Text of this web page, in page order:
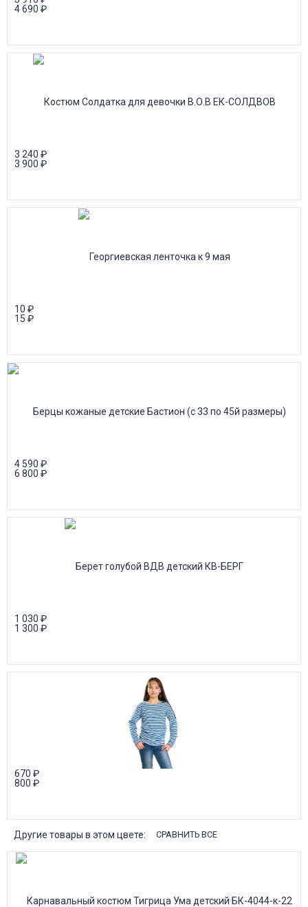
4 690 ₽
3 240 ₽
3 900 ₽
10 ₽
15 ₽
4 590 ₽
6 800 ₽
1 030 ₽
1 300 ₽
670 ₽
800 ₽
Другие товары в этом цвете: СРАВНИТЬ ВСЕ